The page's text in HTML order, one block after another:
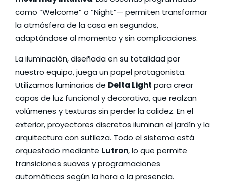
como “Welcome” o “Night”— permiten transformar
la atmósfera de la casa en segundos,
adaptándose al momento y sin complicaciones.
La iluminación, diseñada en su totalidad por
nuestro equipo, juega un papel protagonista.
Utilizamos luminarias de Delta Light para crear
capas de luz funcional y decorativa, que realzan
volúmenes y texturas sin perder la calidez. En el
exterior, proyectores discretos iluminan el jardín y la
arquitectura con sutileza. Todo el sistema está
orquestado mediante Lutron, lo que permite
transiciones suaves y programaciones
automáticas según la hora o la presencia.